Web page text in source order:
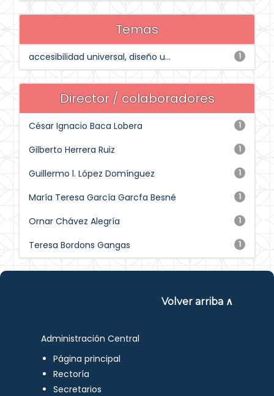
Temas
1
accesibilidad universal, diseño u...
Director / colaboradores
1
César Ignacio Baca Lobera
1
Gilberto Herrera Ruiz
1
Guillermo l. López Domínguez
1
María Teresa García Garcfa Besné
1
Ornar Chávez Alegría
1
Teresa Bordons Gangas
Volver arriba ∧
Administración Central
Página principal
Rectoría
Secretarios